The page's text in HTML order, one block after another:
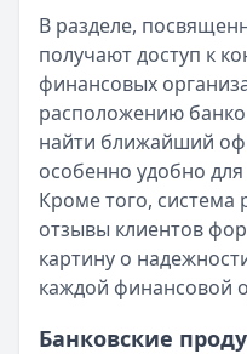
В целом доволен
Кредит помог без лишних
Рейтинг:
Организация:
Т-Банк
Город: Екатеринбург
27 сентября 2025 г.
Оформила кредит в
Страницы отзывов:
Кредиты
Кредитные карты
Вклады
В разделе,
получают доступ к
финансовых
расположению
найти ближайший
особенно удобно
Кроме того, система
отзывы клиентов
картину о
каждой финансовой
Банковские